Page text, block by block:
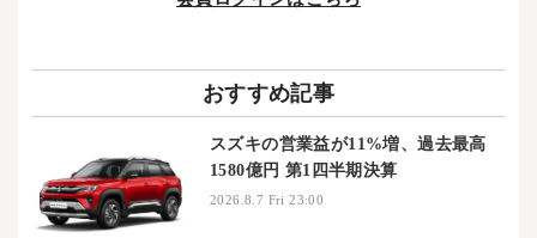
おすすめ記事
スズキの営業益が11%増、過去最高
1580億円 第1四半期決算
2026.8.7 Fri 23:00